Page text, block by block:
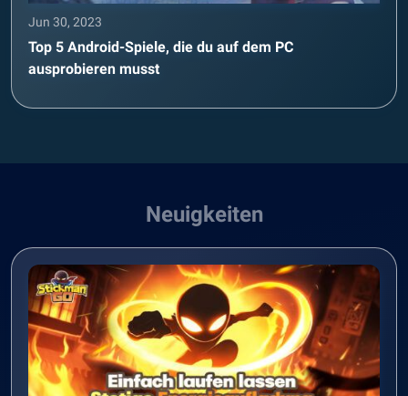
Jun 30, 2023
Top 5 Android-Spiele, die du auf dem PC
ausprobieren musst
Neuigkeiten